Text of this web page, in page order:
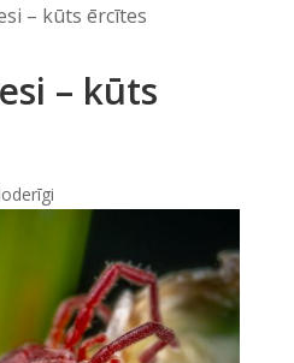
– kūts ērcītes
– kūts